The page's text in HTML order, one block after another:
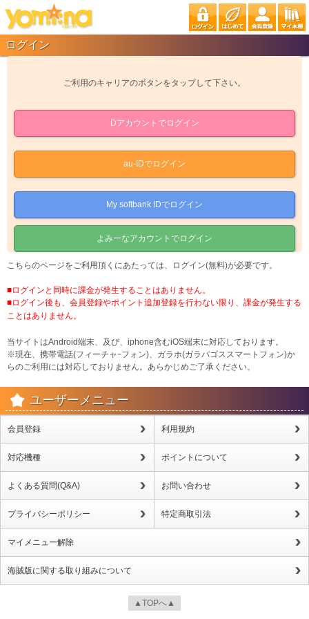
ログイン
ご利用のキャリアのボタンをタップして下さい。
Dアカウントでログイン
au-IDでログイン
My softbank IDでログイン
よみーなアカウントでログイン
こちらのページをご利用頂くにあたっては、ログイン(無料)が必要です。
■ログインと同時に課金が発生することはありません。
■ログイン後も、会員登録やポイント追加登録を行わない限り、課金が発生する
ことはありません。
当サイトはAndroid端末、及び、iphone含むiOS端末に対応しております。
※現在、携帯電話(フィーチャｰフォン)、ガラホ(ガラパゴススマートフォン)か
らのご利用には対応しておりません。あらかじめご了承ください。
ユーザーメニュー
会員登録 利用規約
対応機種 ポイントについて
よくある質問(Q&A) お問い合わせ
プライバシーポリシー 特定商取引法
マイメニュー解除
海賊版に関する取り組みについて
▲TOPへ▲